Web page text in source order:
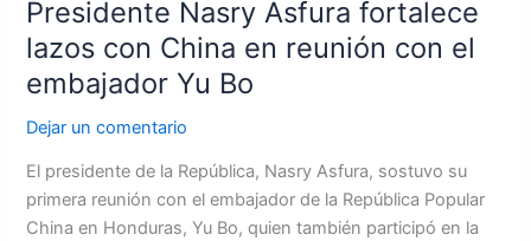
Presidente Nasry Asfura fortalece
lazos con China en reunión con el
embajador Yu Bo
Dejar un comentario
El presidente de la República, Nasry Asfura, sostuvo su
primera reunión con el embajador de la República Popular
China en Honduras, Yu Bo, quien también participó en la
Bo